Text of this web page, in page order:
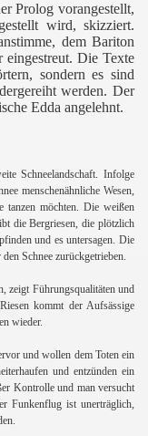
Prolog vorangestellt,
wird, skizziert.
dem Bariton
eingestreut. Die Texte
sondern es sind
werden. Der
Edda angelehnt.
Schneelandschaft. Infolge
menschenähnliche Wesen,
tanzen möchten. Die weißen
die Bergriesen, die plötzlich
und es untersagen. Die
Schnee zurückgetrieben.
zeigt Führungsqualitäten und
kommt der Aufsässige
wieder.
und wollen dem Toten ein
und entzünden ein
Kontrolle und man versucht
Funkenflug ist unerträglich,